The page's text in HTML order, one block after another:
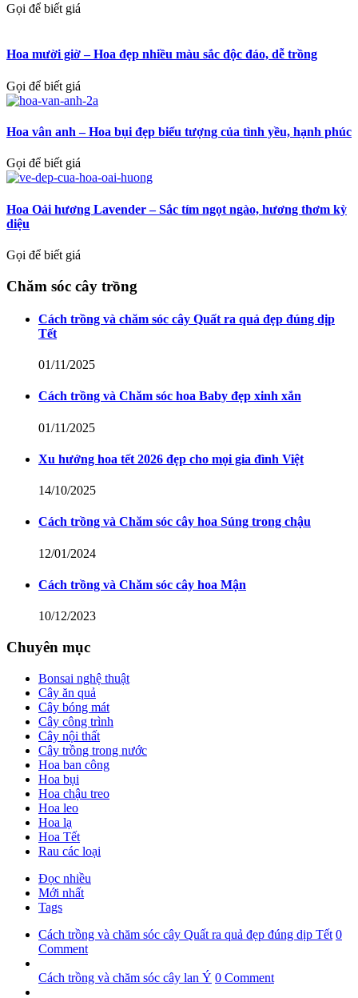
Gọi để biết giá
Hoa mười giờ – Hoa đẹp nhiều màu sắc độc đáo, dễ trồng
Gọi để biết giá
Hoa vân anh – Hoa bụi đẹp biểu tượng của tình yều, hạnh phúc
Gọi để biết giá
Hoa Oải hương Lavender – Sắc tím ngọt ngào, hương thơm kỳ
diệu
Gọi để biết giá
Chăm sóc cây trồng
Cách trồng và chăm sóc cây Quất ra quả đẹp đúng dịp
Tết
01/11/2025
Cách trồng và Chăm sóc hoa Baby đẹp xinh xắn
01/11/2025
Xu hướng hoa tết 2026 đẹp cho mọi gia đình Việt
14/10/2025
Cách trồng và Chăm sóc cây hoa Súng trong chậu
12/01/2024
Cách trồng và Chăm sóc cây hoa Mận
10/12/2023
Chuyên mục
Bonsai nghệ thuật
Cây ăn quả
Cây bóng mát
Cây công trình
Cây nội thất
Cây trồng trong nước
Hoa ban công
Hoa bụi
Hoa chậu treo
Hoa leo
Hoa lạ
Hoa Tết
Rau các loại
Đọc nhiều
Mới nhất
Tags
Cách trồng và chăm sóc cây Quất ra quả đẹp đúng dịp Tết 0
Comment
Cách trồng và chăm sóc cây lan Ý 0 Comment